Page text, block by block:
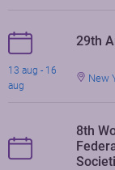
29th
13 aug - 16
aug
New
8th